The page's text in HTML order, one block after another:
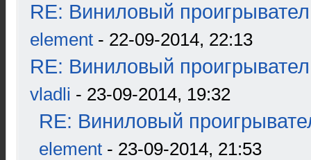
RE: Виниловый
element - 22-09-2014, 22:13
RE: Виниловый
vladli - 23-09-2014, 19:32
RE: Виниловый
element - 23-09-2014, 21:53